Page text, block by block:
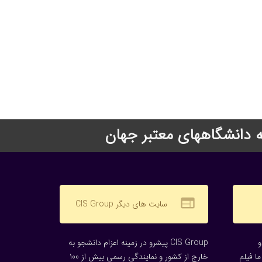
و
فیلم
web سایت های دیگر CIS Group
CIS Group پیشرو در زمینه اعزام دانشجو به
خارج از کشور و نمایندگی رسمی بیش از 100